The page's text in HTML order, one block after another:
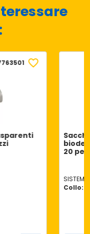
20
Collo: